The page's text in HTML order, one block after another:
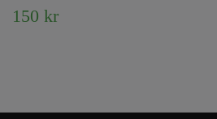
150 kr